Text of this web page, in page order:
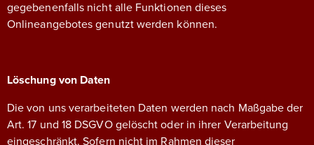
gegebenenfalls nicht alle Funktionen dieses
Onlineangebotes genutzt werden können.
Löschung von Daten
Die von uns verarbeiteten Daten werden nach Maßgabe der
Art. 17 und 18 DSGVO gelöscht oder in ihrer Verarbeitung
eingeschränkt. Sofern nicht im Rahmen dieser